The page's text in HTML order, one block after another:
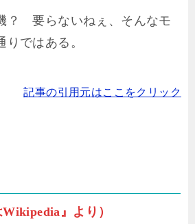
？ 要らないねぇ、そんなモ
ではある。
記事の引用元はここをクリック
』より）